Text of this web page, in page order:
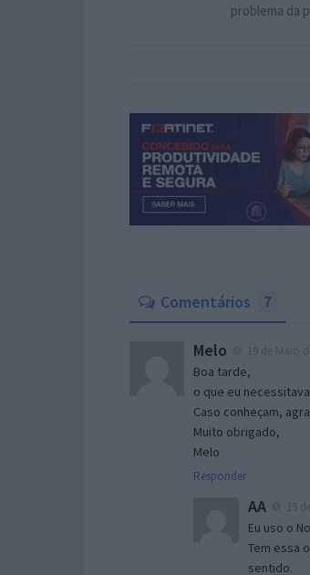
problema da
Comentários 7
Melo
Boa tarde,
o que eu
Caso conheçam,
Muito obrigado,
Melo
Responder
AA
Eu uso o
Tem essa
sentido.